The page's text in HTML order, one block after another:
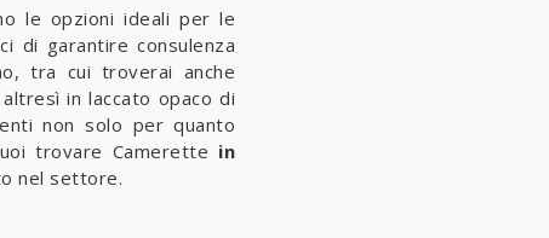
le opzioni ideali per le
di garantire consulenza
tra cui troverai anche
in laccato opaco di
non solo per quanto
trovare Camerette in
nel settore.